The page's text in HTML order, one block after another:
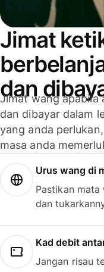
Jimat
dan
Jimat wang apabila
dan dibayar dalam
yang anda
masa anda
Urus wang di
Pastikan
dan
Kad debit
Jangan risau